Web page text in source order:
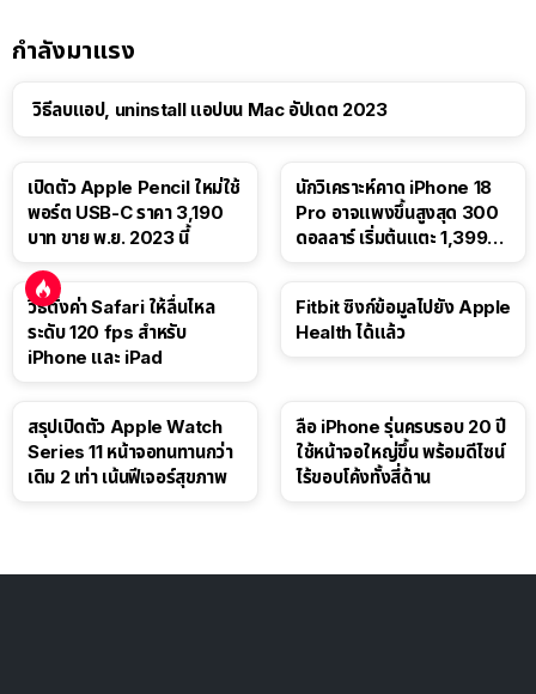
กำลังมาแรง
วิธีลบแอป, uninstall แอปบน Mac อัปเดต 2023
เปิดตัว Apple Pencil ใหม่ใช้
พอร์ต USB-C ราคา 3,190
บาท ขาย พ.ย. 2023 นี้
นักวิเคราะห์คาด iPhone 18
Pro อาจแพงขึ้นสูงสุด 300
ดอลลาร์ เริ่มต้นแตะ 1,399
วิธีตั้งค่า Safari ให้ลื่นไหล
ระดับ 120 fps สำหรับ
iPhone และ iPad
Fitbit ซิงก์ข้อมูลไปยัง Apple
Health ได้แล้ว
สรุปเปิดตัว Apple Watch
Series 11 หน้าจอทนทานกว่า
เดิม 2 เท่า เน้นฟีเจอร์สุขภาพ
ลือ iPhone รุ่นครบรอบ 20 ปี
ใช้หน้าจอใหญ่ขึ้น พร้อมดีไซน์
ไร้ขอบโค้งทั้งสี่ด้าน